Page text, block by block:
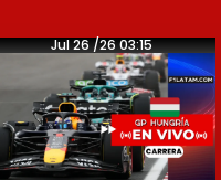
Jul 26 /26 03:15